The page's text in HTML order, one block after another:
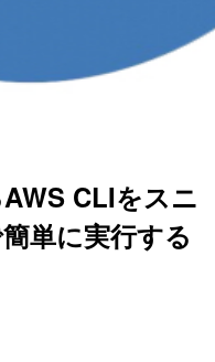
CLIをスニ
単に実行する